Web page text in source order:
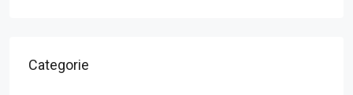
Categorie